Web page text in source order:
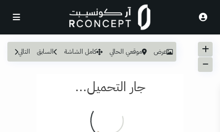
جار التحميل...
عرض موقعي الحالي كامل الشاشة السابق التالي